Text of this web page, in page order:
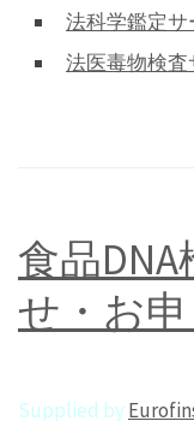
法科学鑑定サ
法医毒物検査
食品
せ・お
Supplied by